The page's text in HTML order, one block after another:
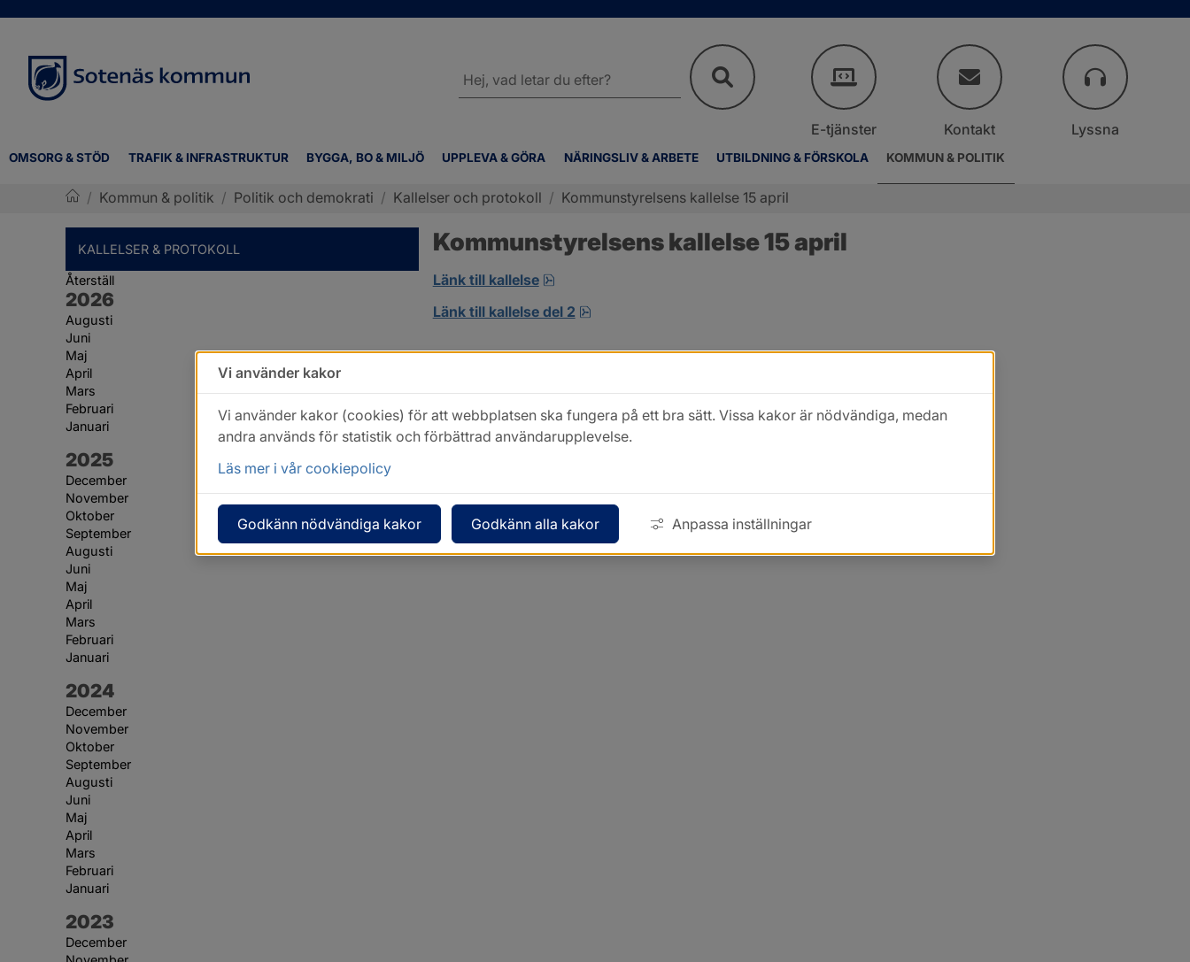
OMSORG & STÖD TRAFIK & INFRASTRUKTUR BYGGA, BO & MILJÖ UPPLEVA & GÖRA NÄRINGSLIV & ARBETE UTBILDNING & FÖRSKOLA KOMMUN & POLITIK
webbplatsen
E-tjänster Kontakt Lyssna
/ Kommun & politik / Politik och demokrati / Kallelser och protokoll / Kommunstyrelsens kallelse 15 april
KALLELSER & PROTOKOLL
Återställ
År:
2026
Augusti
Juni
Maj
April
Mars
Februari
Januari
År:
2025
December
November
Oktober
September
Augusti
Juni
Maj
April
Mars
Februari
Januari
År:
2024
December
November
Oktober
September
Augusti
Juni
Maj
April
Mars
Februari
Januari
År:
2023
December
Kommunstyrelsens kallelse 15 april
Länk till kallelse
pdf, öppnas i nytt fönster.
Länk till kallelse del 2
pdf.
Vi använder kakor
Vi använder kakor (cookies) för att webbplatsen ska fungera på ett bra sätt. Vissa kakor är nödvändiga, medan
andra används för statistik och förbättrad användarupplevelse.
Läs mer i vår cookiepolicy
Godkänn nödvändiga kakor Godkänn alla kakor Anpassa inställningar